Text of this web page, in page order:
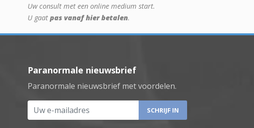
Uw consult met een online medium start.
U gaat pas vanaf hier betalen.
Paranormale nieuwsbrief
Paranormale nieuwsbrief met voordelen.
Uw e-mailadres